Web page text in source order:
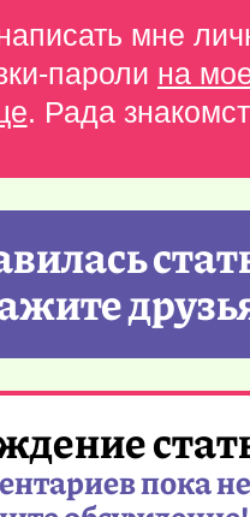
мне
пароли на
. Рада
пока